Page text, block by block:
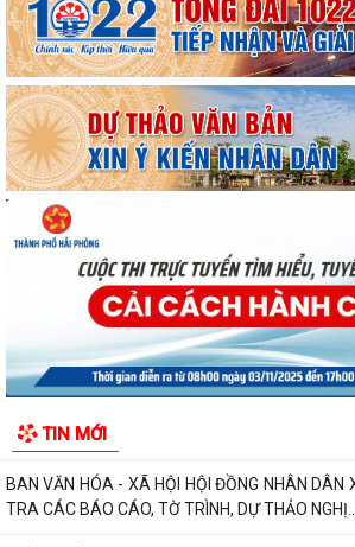
TIN MỚI
TẠI TRƯỜNG TRUNG HỌC CƠ SỞ VINH QUANG
Hội nghị toàn quốc quán triệt và triển khai
nghị lần thứ ba Ban Chấp hành...
Đảng ủy xã Hùng Thắng tổ chức lớp bồi
trị hè năm 2026
TRI ÂN CÁC ANH HÙNG LIỆT SĨ – THẮP
NHỚ NGUỒN"
ỦY BAN MTTQ VIỆT NAM XÃ HÙNG THẮNG
TRẬN 6 THÁNG ĐẦU NĂM 2026
MANG BẢN SẮC ĐI CÙNG THẾ GIỚI
BÁO CÁO CÔNG TÁC CHUẨN BỊ KỲ HỌP THỨ 3
BAN VĂN HÓA - XÃ HỘI HỘI ĐỒNG NHÂN DÂN
TRA CÁC BÁO CÁO, TỜ TRÌNH, DỰ THẢO NGHỊ...